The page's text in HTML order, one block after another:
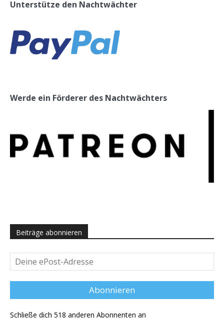
Unterstütze den Nachtwächter
Werde ein Förderer des Nachtwächters
Beiträge abonnieren
Deine
ePost-
Adresse
Abonnieren
Schließe dich 518 anderen Abonnenten an